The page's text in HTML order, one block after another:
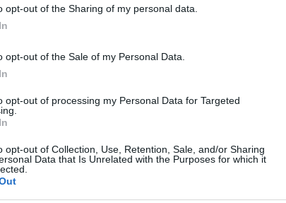
opt-out of the Sharing of my personal data.
opt-out of the Sale of my Personal Data.
opt-out of processing my Personal Data for Targeted
opt-out of Collection, Use, Retention, Sale, and/or Sharing
Data that Is Unrelated with the Purposes for which it
sikeresen beazonosította, akkor a rendszer
vagy e-mailben el is küldheti
a szavazólapját szeptember 18. és 26.
le a voksát. Fontos: aki nem az
már az első forduló alatt (18-26.) kezdeményez
hanem a videó-azonosítás után azonnal